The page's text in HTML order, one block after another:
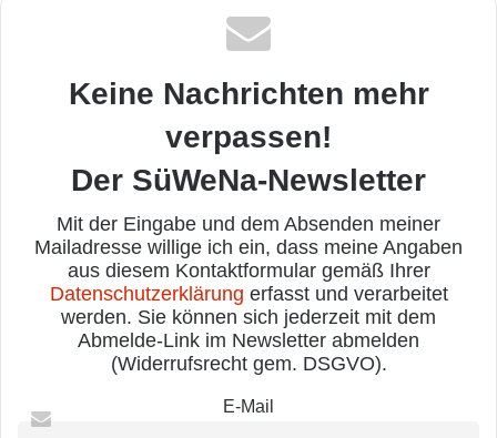
Keine Nachrichten mehr
verpassen!
Der SüWeNa-Newsletter
Mit der Eingabe und dem Absenden meiner
Mailadresse willige ich ein, dass meine Angaben
aus diesem Kontaktformular gemäß Ihrer
Datenschutzerklärung erfasst und verarbeitet
werden. Sie können sich jederzeit mit dem
Abmelde-Link im Newsletter abmelden
(Widerrufsrecht gem. DSGVO).
E-Mail